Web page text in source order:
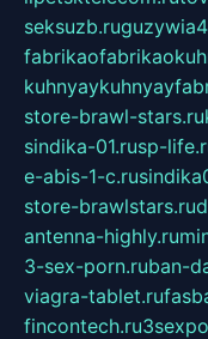
seksuzb.ru
store-brawl-stars.ru
sindika-01.rusp-
e-abis-1-c.ru
store-brawlstars.ru
antenna-highly.ru
3-sex-porn.ruban-
viagra-tablet.ru
fincontech.ru